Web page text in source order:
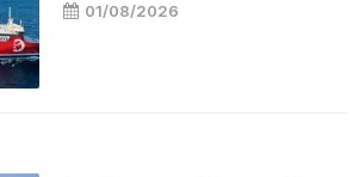
01/08/2026